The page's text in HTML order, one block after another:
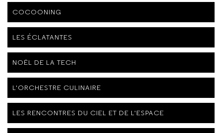
COCOONING
LES ÉCLATANTES
NOËL DE LA TECH
L'ORCHESTRE CULINAIRE
LES RENCONTRES DU CIEL ET DE L'ESPACE